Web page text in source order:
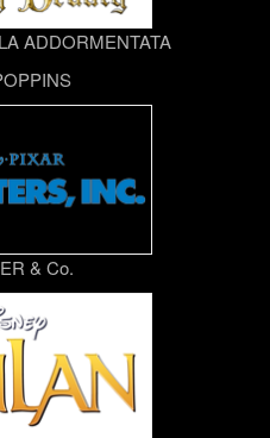
ADDORMENTATA
& Co.